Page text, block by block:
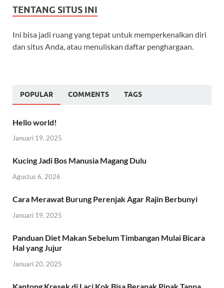
TENTANG SITUS INI
Ini bisa jadi ruang yang tepat untuk memperkenalkan diri
dan situs Anda, atau menuliskan daftar penghargaan.
POPULAR COMMENTS TAGS
Hello world!
Januari 19, 2025
Kucing Jadi Bos Manusia Magang Dulu
Agustus 6, 2026
Cara Merawat Burung Perenjak Agar Rajin Berbunyi
Januari 19, 2025
Panduan Diet Makan Sebelum Timbangan Mulai Bicara
Hal yang Jujur
Januari 20, 2025